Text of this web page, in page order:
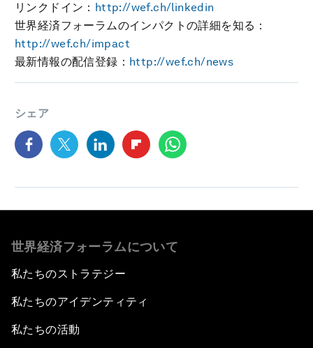
リンクドイン： http://wef.ch/linkedin
世界経済フォーラムのインパクトの詳細を知る：
http://wef.ch/impact
最新情報の配信登録： http://wef.ch/news
シェア
世界経済フォーラムについて
私たちのストラテジー
私たちのアイデンティティ
私たちの活動